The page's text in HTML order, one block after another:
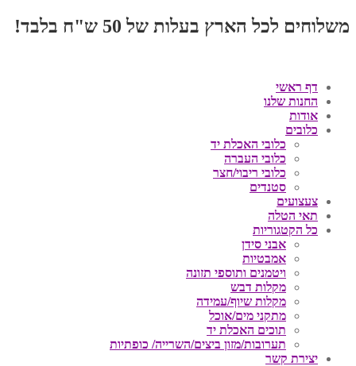
משלוחים לכל הארץ בעלות של 50 ש"ח בלבד!
דף ראשי
החנות שלנו
אודות
כלובים
כלובי האכלת יד
כלובי העברה
כלובי ריבוי/חצר
סטנדים
צעצועים
תאי הטלה
כל הקטגוריות
אבני סידן
אמבטיות
ויטמנים ותוספי תזונה
מקלות דבש
מקלות שיוף/עמידה
מתקני מים/אוכל
תוכים האכלת יד
תערובות/מזון ביצים/השרייה/ כופתיות
יצירת קשר